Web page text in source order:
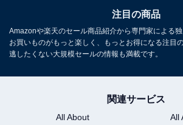
ソニー(SONY) ワイヤレスヘッドホン
注目の商品
Amazonや楽天のセール商品紹介から専門家による
お買いものがもっと楽しく、もっとお得になる注目
逃したくない大規模セールの情報も満載です。
関連サービス
All About
All